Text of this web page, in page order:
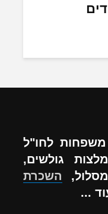
לחו"ל
גולשים,
השכרת
...